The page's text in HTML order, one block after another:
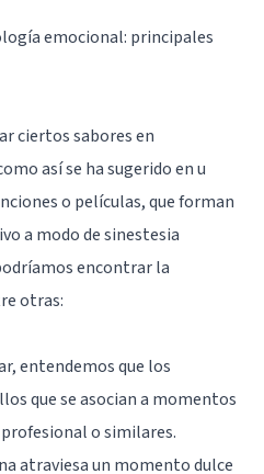
emocional: principales
ciertos sabores en
así se ha sugerido en u
o películas, que forman
a modo de sinestesia
encontrar la
otras:
entendemos que los
que se asocian a momentos
o similares.
atraviesa un momento dulce